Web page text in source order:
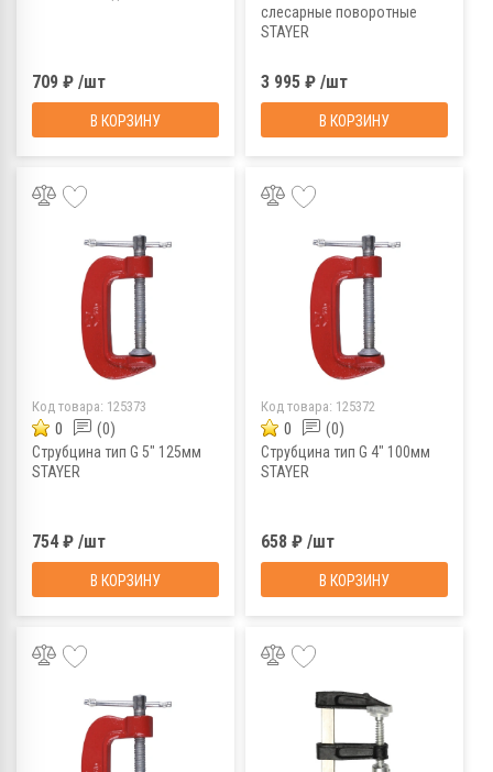
709 ₽ /шт
В КОРЗИНУ
слесарные поворотные
STAYER
3 995 ₽ /шт
В КОРЗИНУ
Код товара: 125373
0 (0)
Струбцина тип G 5" 125мм
STAYER
754 ₽ /шт
В КОРЗИНУ
Код товара: 125372
0 (0)
Струбцина тип G 4" 100мм
STAYER
658 ₽ /шт
В КОРЗИНУ